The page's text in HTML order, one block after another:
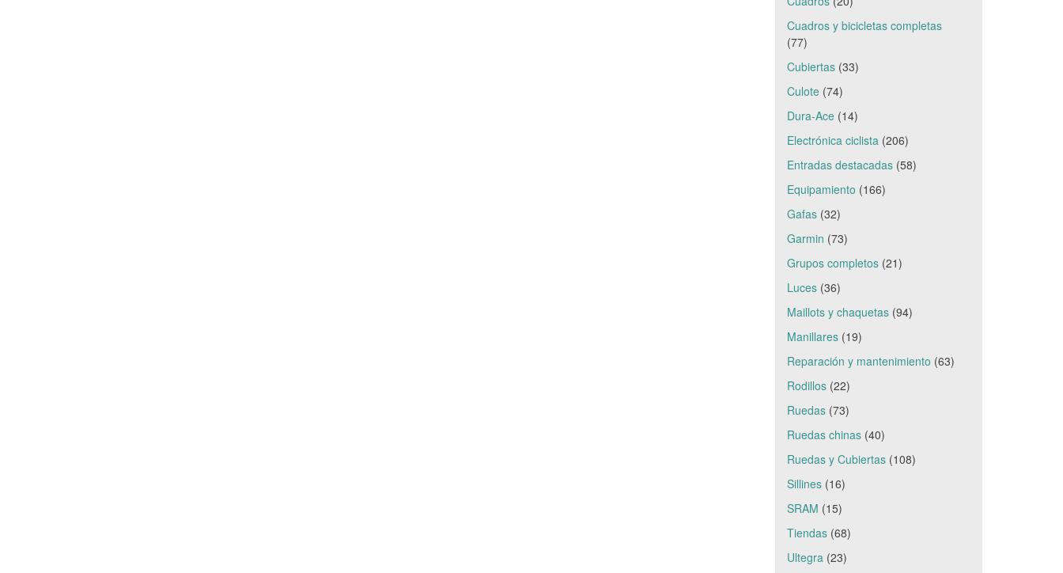
Cuadros y bicicletas completas
(77)
Cubiertas(33)
Culote(74)
Dura-Ace(14)
Electrónica ciclista(206)
Entradas destacadas(58)
Equipamiento (166)
Gafas(32)
Garmin (73)
Grupos completos(21)
Luces(36)
Maillots y chaquetas(94)
Manillares(19)
Reparación y mantenimiento (63)
Rodillos(22)
Ruedas(73)
Ruedas chinas(40)
Ruedas y Cubiertas(108)
Sillines(16)
SRAM (15)
Tiendas(68)
Ultegra(23)